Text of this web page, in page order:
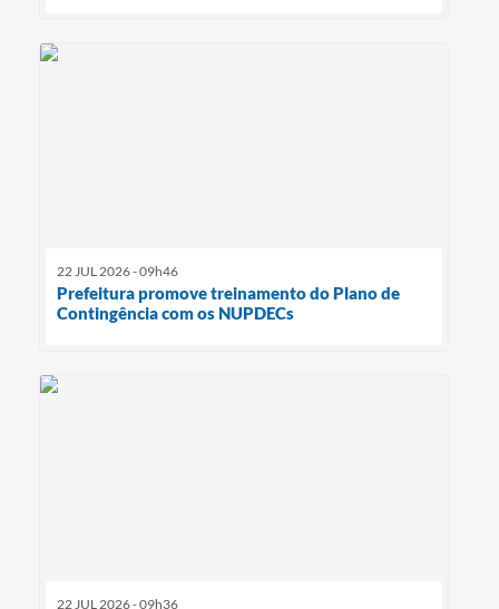
22 JUL 2026 - 09h46
Prefeitura promove treinamento do Plano de
Contingência com os NUPDECs
22 JUL 2026 - 09h36